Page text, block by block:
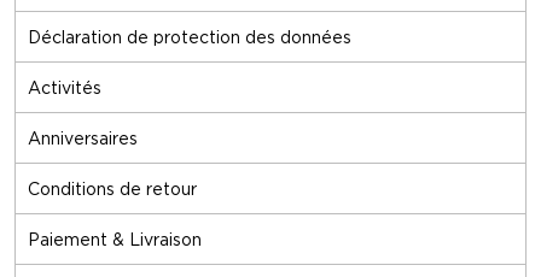
Déclaration de protection des données
Activités
Anniversaires
Conditions de retour
Paiement & Livraison